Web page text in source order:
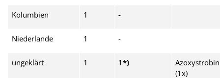
Kolumbien 1 -
Niederlande 1 -
ungeklärt 1 1*)
Azoxystrobin
(1x)